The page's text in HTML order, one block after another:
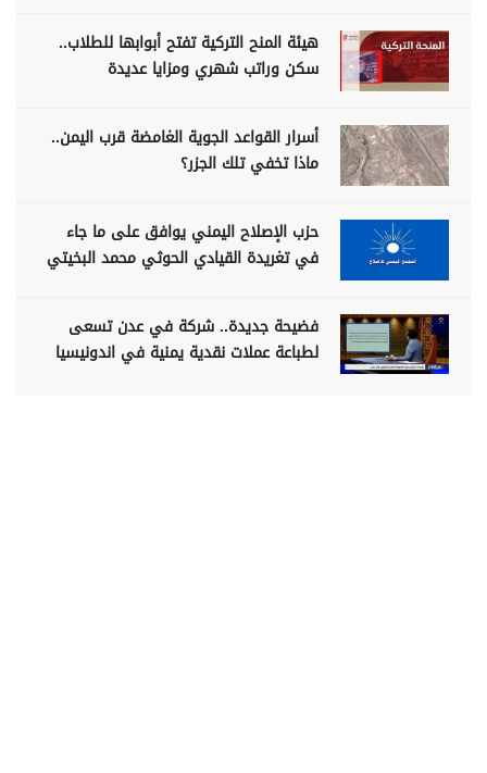
هيئة المنح التركية تفتح أبوابها للطلاب..
سكن وراتب شهري ومزايا عديدة
أسرار القواعد الجوية الغامضة قرب اليمن..
ماذا تخفي تلك الجزر؟
حزب الإصلاح اليمني يوافق على ما جاء
في تغريدة القيادي الحوثي محمد البخيتي
فضيحة جديدة.. شركة في عدن تسعى
لطباعة عملات نقدية يمنية في اندونيسيا